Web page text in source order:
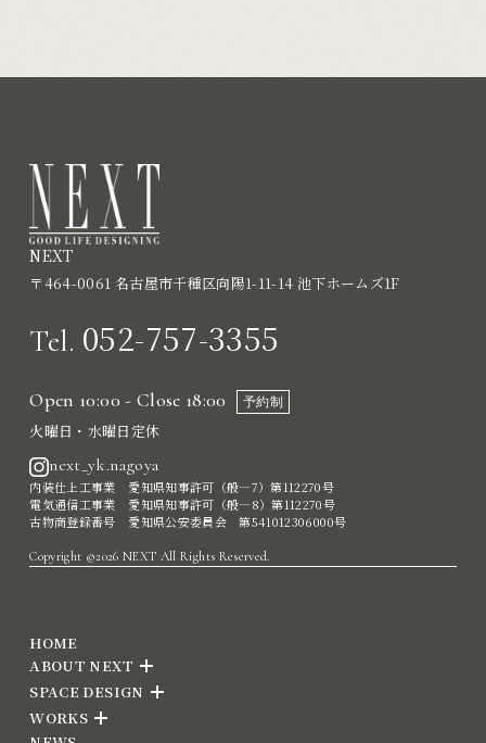
NEXT
〒464-0061 名古屋市千種区向陽1-11-14 池下ホームズ1F
Tel. 052-757-3355
Open 10:00 - Close 18:00 予約制
火曜日・水曜日定休
next_yk.nagoya
内装仕上工事業 愛知県知事許可（般―7）第112270号
電気通信工事業 愛知県知事許可（般―8）第112270号
古物商登録番号 愛知県公安委員会 第541012306000号
Copyright ©2026 NEXT All Rights Reserved.
HOME
ABOUT NEXT
SPACE DESIGN
WORKS